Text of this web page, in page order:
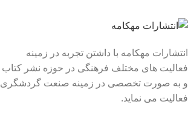
انتشارات مهکامه با داشتن تجربه در زمینه
فعالیت های مختلف فرهنگی در حوزه نشر کتاب
و به صورت تخصصی در زمینه صنعت گردشگری
فعالیت می نماید.